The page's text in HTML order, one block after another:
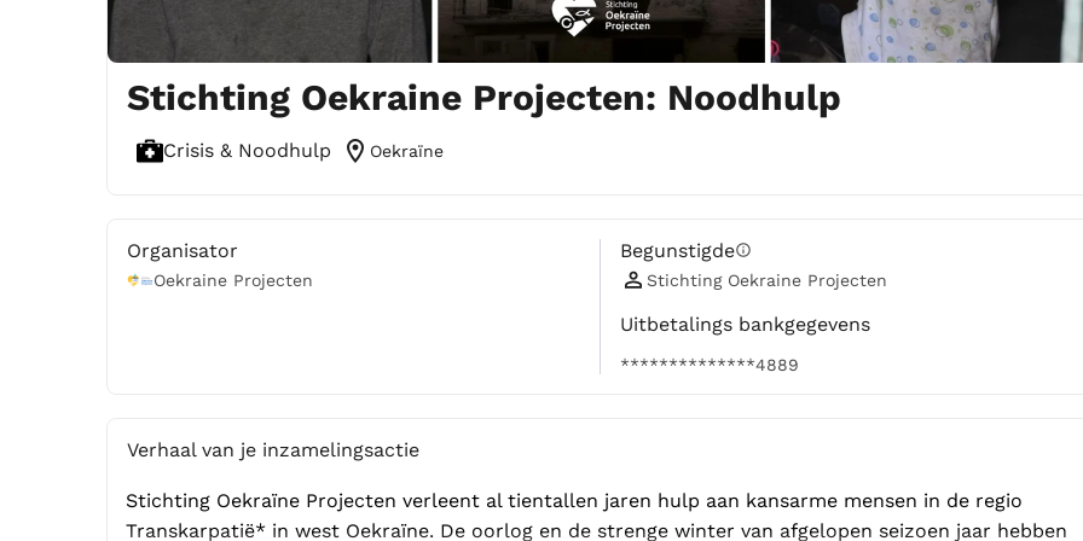
Stichting Oekraine Projecten: Noodhulp
Crisis & Noodhulp location_on Oekraïne
Organisator
Oekraine Projecten
Begunstigdeinfo
Stichting Oekraine Projecten
Uitbetalings bankgegevens
**************4889
Verhaal van je inzamelingsactie
Stichting Oekraïne Projecten verleent al tientallen jaren hulp aan kansarme mensen in de regio
Transkarpatië* in west Oekraïne. De oorlog en de strenge winter van afgelopen seizoen jaar hebben